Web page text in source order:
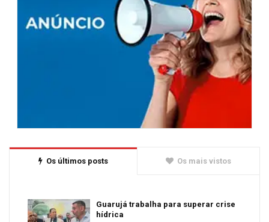
Os últimos posts Os mais vistos
Guarujá trabalha para superar crise
hídrica